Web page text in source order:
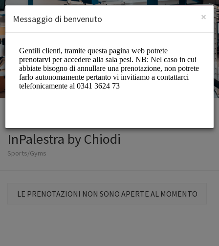
ISCRIVITI
InPalestra by Chiodi
Sports/Gyms
LE PRENOTAZIONI NON SONO APERTE AL MOMENTO
×
Messaggio di benvenuto